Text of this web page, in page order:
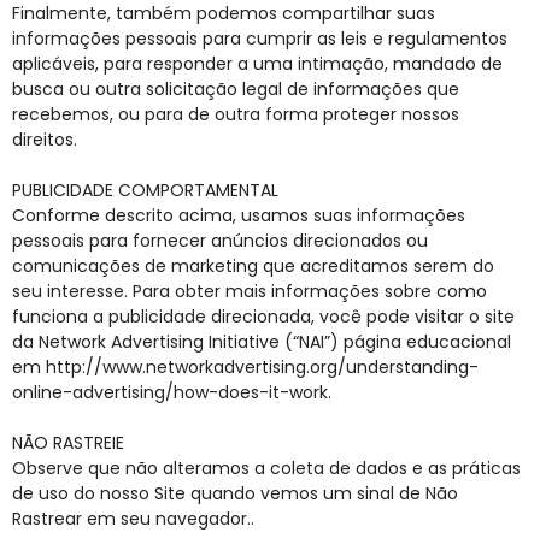
Finalmente, também podemos compartilhar suas
informações pessoais para cumprir as leis e regulamentos
aplicáveis, para responder a uma intimação, mandado de
busca ou outra solicitação legal de informações que
recebemos, ou para de outra forma proteger nossos
direitos.
PUBLICIDADE COMPORTAMENTAL
Conforme descrito acima, usamos suas informações
pessoais para fornecer anúncios direcionados ou
comunicações de marketing que acreditamos serem do
seu interesse. Para obter mais informações sobre como
funciona a publicidade direcionada, você pode visitar o site
da Network Advertising Initiative (“NAI”) página educacional
em http://www.networkadvertising.org/understanding-
online-advertising/how-does-it-work.
NÃO RASTREIE
Observe que não alteramos a coleta de dados e as práticas
de uso do nosso Site quando vemos um sinal de Não
Rastrear em seu navegador..